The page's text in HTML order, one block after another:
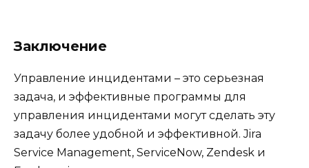
Заключение
Управление инцидентами – это серьезная
задача, и эффективные программы для
управления инцидентами могут сделать эту
задачу более удобной и эффективной. Jira
Service Management, ServiceNow, Zendesk и